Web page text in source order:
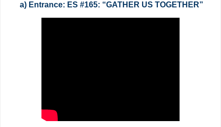
a) Entrance: ES #165: “GATHER US TOGETHER”